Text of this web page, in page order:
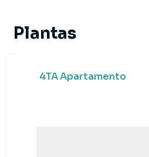
Plantas
4TA Apartamento